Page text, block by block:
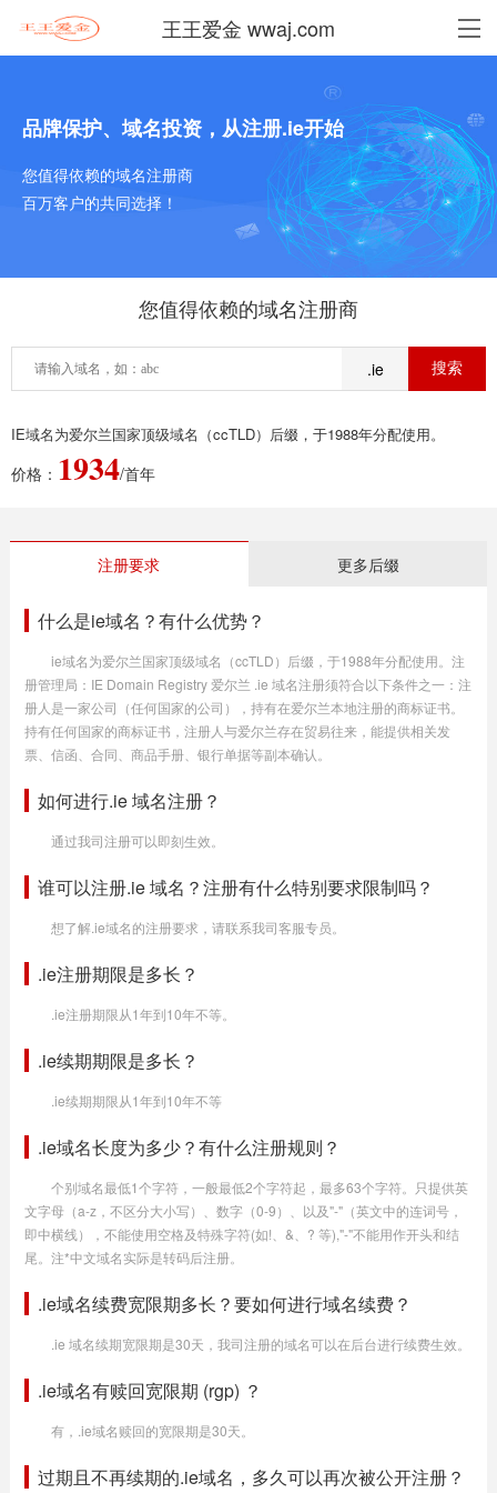
王王爱金 wwaj.com
品牌保护、域名投资，从注册.ie开始
您值得依赖的域名注册商
百万客户的共同选择！
您值得依赖的域名注册商
.ie
IE域名为爱尔兰国家顶级域名（ccTLD）后缀，于1988年分配使用。
价格： 1934/首年
注册要求 更多后缀
什么是ie域名？有什么优势？
ie域名为爱尔兰国家顶级域名（ccTLD）后缀，于1988年分配使用。注
册管理局：IE Domain Registry 爱尔兰 .ie 域名注册须符合以下条件之一：注
册人是一家公司（任何国家的公司），持有在爱尔兰本地注册的商标证书。
持有任何国家的商标证书，注册人与爱尔兰存在贸易往来，能提供相关发
票、信函、合同、商品手册、银行单据等副本确认。
如何进行.ie 域名注册？
通过我司注册可以即刻生效。
谁可以注册.ie 域名？注册有什么特别要求限制吗？
想了解.ie域名的注册要求，请联系我司客服专员。
.ie注册期限是多长？
.ie注册期限从1年到10年不等。
.ie续期期限是多长？
.ie续期期限从1年到10年不等
.ie域名长度为多少？有什么注册规则？
个别域名最低1个字符，一般最低2个字符起，最多63个字符。只提供英
文字母（a-z，不区分大小写）、数字（0-9）、以及"-"（英文中的连词号，
即中横线），不能使用空格及特殊字符(如!、&、? 等),"-"不能用作开头和结
尾。注*中文域名实际是转码后注册。
.ie域名续费宽限期多长？要如何进行域名续费？
.ie 域名续期宽限期是30天，我司注册的域名可以在后台进行续费生效。
.ie域名有赎回宽限期 (rgp) ？
有，.ie域名赎回的宽限期是30天。
过期且不再续期的.ie域名，多久可以再次被公开注册？